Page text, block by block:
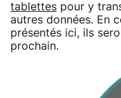
tablettes pour y
autres données. En
présentés ici, ils
prochain.